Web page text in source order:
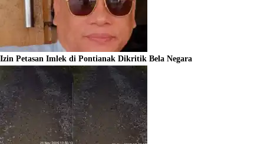
Izin Petasan Imlek di Pontianak Dikritik Bela Negara